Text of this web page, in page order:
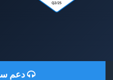
دعم